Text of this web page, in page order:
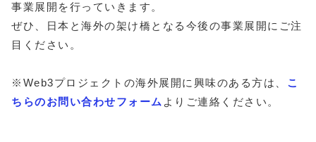
事業展開を行っていきます。
ぜひ、日本と海外の架け橋となる今後の事業展開にご注
目ください。
※Web3プロジェクトの海外展開に興味のある方は、 こ
ちらのお問い合わせフォーム よりご連絡ください。